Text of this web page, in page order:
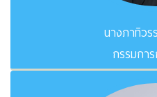
นางภาทิว
กรรมกา